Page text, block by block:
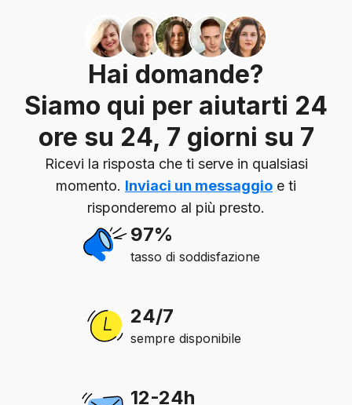
Hai domande?
Siamo qui per aiutarti 24
ore su 24, 7 giorni su 7
Ricevi la risposta che ti serve in qualsiasi
momento. Inviaci un messaggio e ti
risponderemo al più presto.
97%
tasso di soddisfazione
24/7
sempre disponibile
12-24h